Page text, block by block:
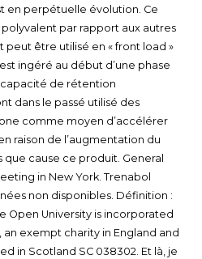
en perpétuelle évolution. Ce
par rapport aux autres
peut être utilisé en « front load »
ingéré au début d’une phase
de rétention
dans le passé utilisé des
comme moyen d’accélérer
raison de l’augmentation du
cause ce produit. General
in New York. Trenabol
non disponibles. Définition :
Open University is incorporated
an exempt charity in England and
in Scotland SC 038302. Et là, je